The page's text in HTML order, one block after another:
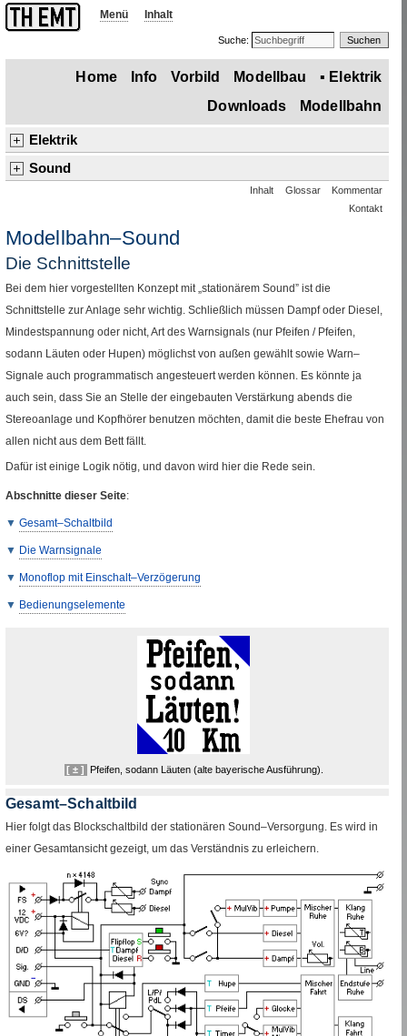
Menü Inhalt
Suche:
Home Info Vorbild Modellbau ▪ Elektrik
Downloads
Modellbahn
Elektrik
Übersicht
Stromversorgung, Sicherung, Fahrbetrieb Gleisabschnitte
Sound
Mischer, Klangregelung, Endstufen
Inhalt Glossar
Kommentar
Kontakt
Modellbahn–Sound
Die Schnittstelle
Bei dem hier vorgestellten Konzept mit „stationärem Sound” ist die
Schnittstelle zur Anlage sehr wichtig. Schließlich müssen Dampf oder Diesel,
Mindestspannung oder nicht, Art des Warnsignals (nur Pfeifen /Pfeifen,
sodann Läuten oder Hupen) möglichst von außen gewählt sowie Warn–
Signale auch programmatisch angesteuert werden können. Es könnte ja
auch sein, dass Sie an Stelle der eingebauten Verstärkung abends die
Stereoanlage und Kopfhörer benutzen möchten, damit die beste Ehefrau von
allen nicht aus dem Bett fällt.
Dafür ist einige Logik nötig, und davon wird hier die Rede sein.
Abschnitte dieser Seite:
Gesamt–Schaltbild
Die Warnsignale
Monoflop mit Einschalt–Verzögerung
Bedienungselemente
[ ± ] Pfeifen, sodann Läuten (alte bayerische Ausführung).
Gesamt–Schaltbild
Hier folgt das Blockschaltbild der stationären Sound–Versorgung. Es wird in
einer Gesamtansicht gezeigt, um das Verständnis zu erleichern.